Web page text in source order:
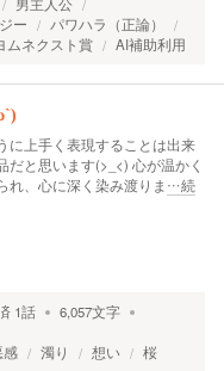
ー
パワハラ（正論）
ムネクスト賞 AI補助利用
に上手く表現することは出来
と思います(>_<) 心が温かく
れ、心に深く染み渡りま …続
1話 6,057文字
感 濁り 想い 桜